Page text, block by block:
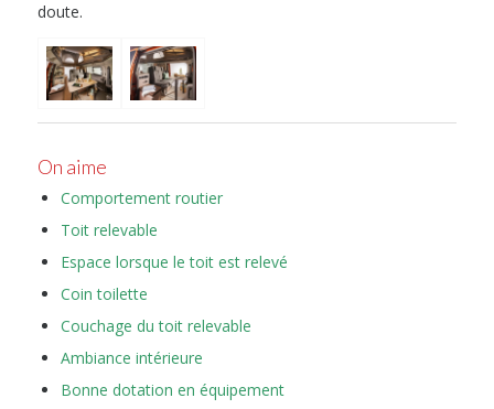
doute.
On aime
Comportement routier
Toit relevable
Espace lorsque le toit est relevé
Coin toilette
Couchage du toit relevable
Ambiance intérieure
Bonne dotation en équipement